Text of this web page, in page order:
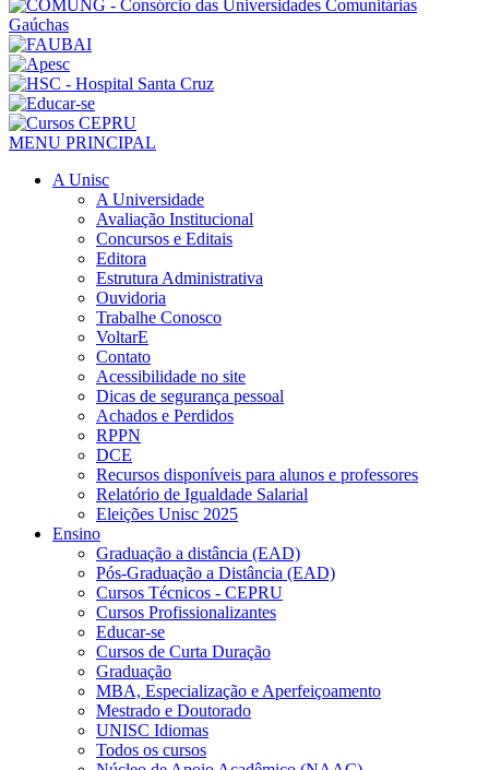
MENU PRINCIPAL
A Unisc
A Universidade
Avaliação Institucional
Concursos e Editais
Editora
Estrutura Administrativa
Ouvidoria
Trabalhe Conosco
VoltarE
Contato
Acessibilidade no site
Dicas de segurança pessoal
Achados e Perdidos
RPPN
DCE
Recursos disponíveis para alunos e professores
Relatório de Igualdade Salarial
Eleições Unisc 2025
Ensino
Graduação a distância (EAD)
Pós-Graduação a Distância (EAD)
Cursos Técnicos - CEPRU
Cursos Profissionalizantes
Educar-se
Cursos de Curta Duração
Graduação
MBA, Especialização e Aperfeiçoamento
Mestrado e Doutorado
UNISC Idiomas
Todos os cursos